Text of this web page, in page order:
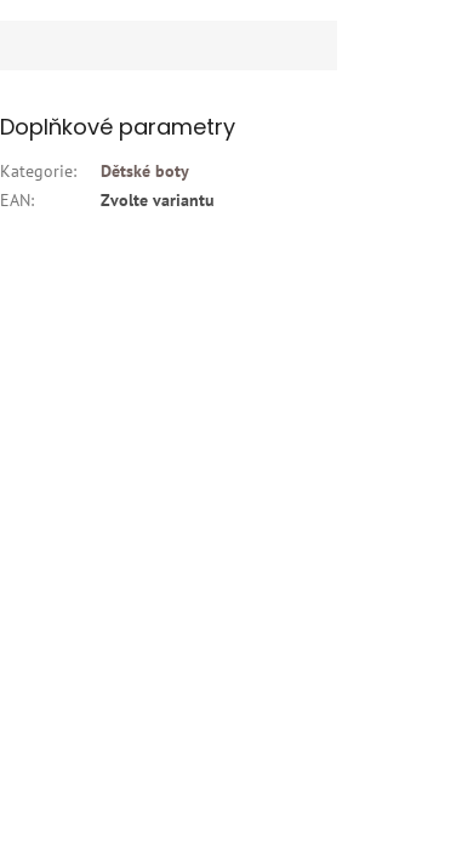
Doplňkové parametry
Kategorie:
Dětské boty
EAN: Zvolte variantu